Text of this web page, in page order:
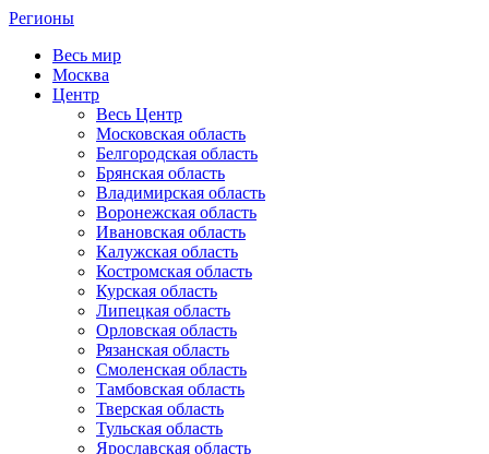
Регионы
Весь мир
Москва
Центр
Весь Центр
Московская область
Белгородская область
Брянская область
Владимирская область
Воронежская область
Ивановская область
Калужская область
Костромская область
Курская область
Липецкая область
Орловская область
Рязанская область
Смоленская область
Тамбовская область
Тверская область
Тульская область
Ярославская область